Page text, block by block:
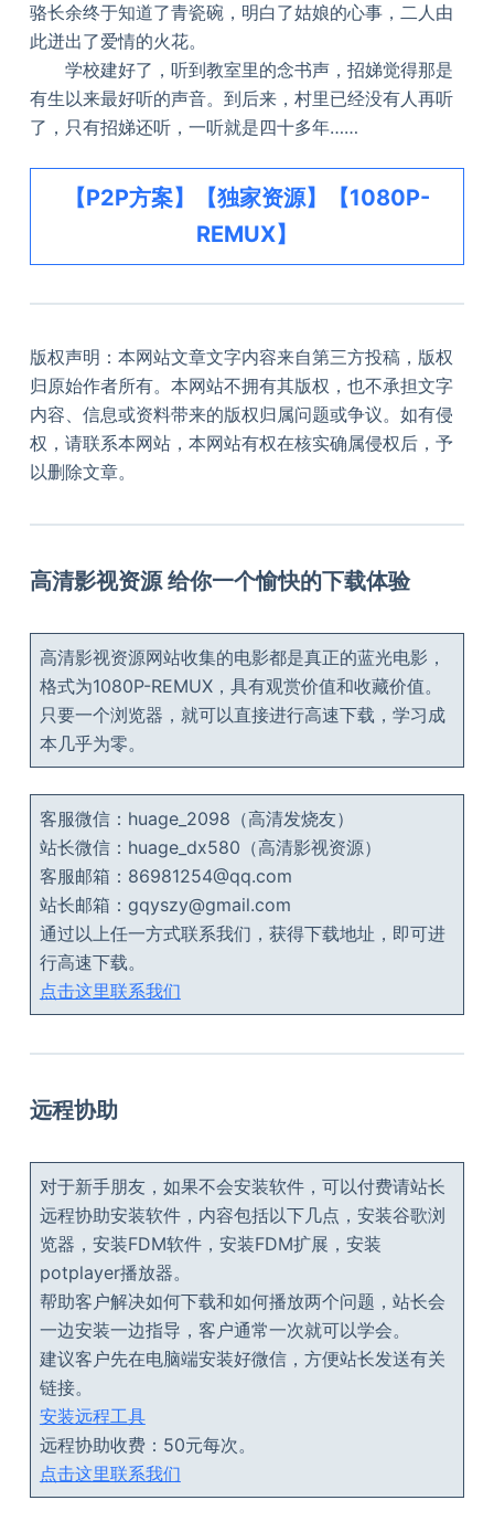
骆长余终于知道了青瓷碗，明白了姑娘的心事，二人由
此迸出了爱情的火花。
学校建好了，听到教室里的念书声，招娣觉得那是
有生以来最好听的声音。到后来，村里已经没有人再听
了，只有招娣还听，一听就是四十多年……
【P2P方案】【独家资源】【1080P-
REMUX】
版权声明：本网站文章文字内容来自第三方投稿，版权
归原始作者所有。本网站不拥有其版权，也不承担文字
内容、信息或资料带来的版权归属问题或争议。如有侵
权，请联系本网站，本网站有权在核实确属侵权后，予
以删除文章。
高清影视资源 给你一个愉快的下载体验
高清影视资源网站收集的电影都是真正的蓝光电影，
格式为1080P-REMUX，具有观赏价值和收藏价值。
只要一个浏览器，就可以直接进行高速下载，学习成
本几乎为零。
客服微信：huage_2098（高清发烧友）
站长微信：huage_dx580（高清影视资源）
客服邮箱：86981254@qq.com
站长邮箱：gqyszy@gmail.com
通过以上任一方式联系我们，获得下载地址，即可进
行高速下载。
点击这里联系我们
远程协助
对于新手朋友，如果不会安装软件，可以付费请站长
远程协助安装软件，内容包括以下几点，安装谷歌浏
览器，安装FDM软件，安装FDM扩展，安装
potplayer播放器。
帮助客户解决如何下载和如何播放两个问题，站长会
一边安装一边指导，客户通常一次就可以学会。
建议客户先在电脑端安装好微信，方便站长发送有关
链接。
安装远程工具
远程协助收费：50元每次。
点击这里联系我们